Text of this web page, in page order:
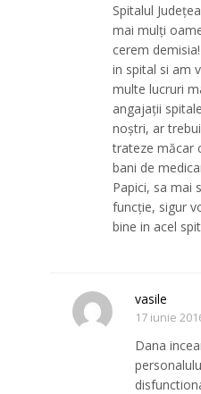
Spitalul
mai mulți
cerem
in spital si am
multe lucruri
angajații
noștri, ar
trateze măcar
bani de
Papici, sa mai
funcție, sigur
bine in acel
vasile
17 iunie
Dana